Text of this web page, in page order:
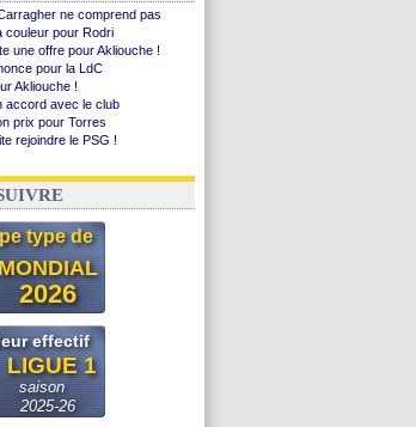
ne comprend pas
couleur pour Rodri
une offre pour Akliouche !
pour la LdC
Akliouche !
accord avec le club
prix pour Torres
rejoindre le PSG !
recadre... sa mère
type de
MONDIAL
2026
effectif
LIGUE 1
saison
2025-26